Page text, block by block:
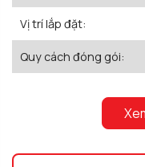
Vị trí lắp đặt:
Quy cách đóng gói: